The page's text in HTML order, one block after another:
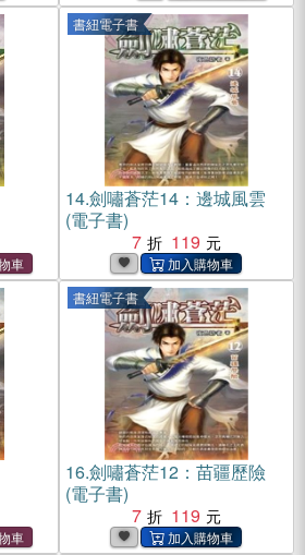
書紐電子書
14.劍嘯蒼茫14：邊城風雲
(電子書)
7
119
書紐電子書
16.劍嘯蒼茫12：苗疆歷險
(電子書)
7
119